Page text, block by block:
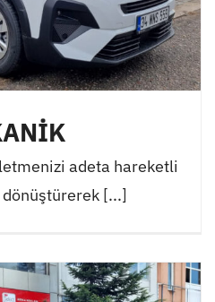
adeta hareketli
[...]